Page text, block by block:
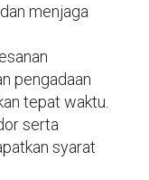
menjaga
pengadaan
tepat waktu.
serta
syarat